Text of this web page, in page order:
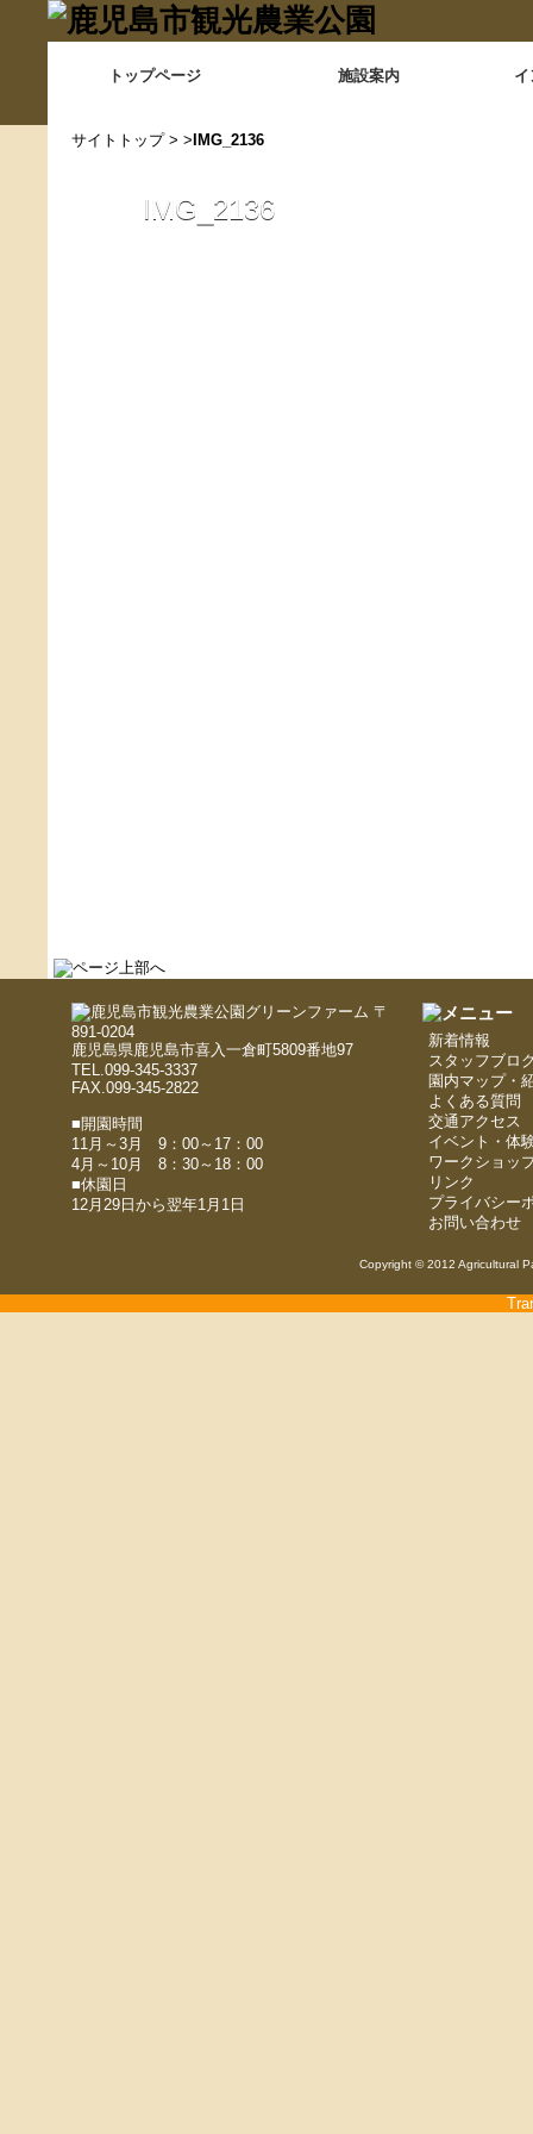
トップページ 施設案内
サイトトップ> > IMG_2136
IMG_2136
〒
891-0204
鹿児島県鹿児島市喜入一倉町5809番地97
TEL.099-345-3337
FAX.099-345-2822
■開園時間
11月～3月 9：00～17：00
4月～10月 8：30～18：00
■休園日
12月29日から翌年1月1日
新着情報
スタッフブロ
園内マップ・
よくある質問
交通アクセス
イベント・体
ワークショッ
リンク
プライバシー
お問い合わせ
Copyright © 2012 Agricultural